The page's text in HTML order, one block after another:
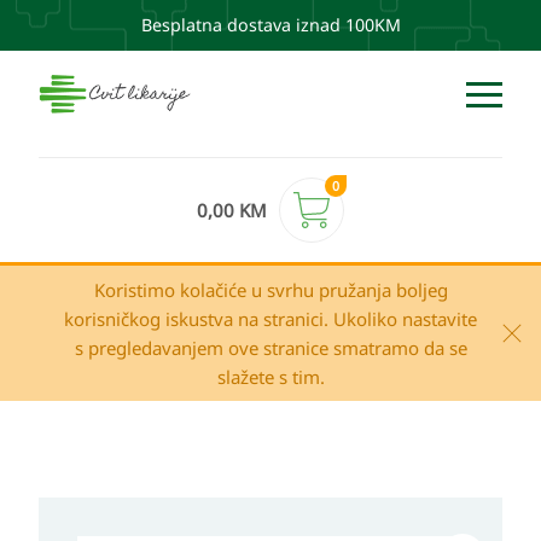
Besplatna dostava iznad 100KM
0,00 KM
0
Koristimo kolačiće u svrhu pružanja boljeg
korisničkog iskustva na stranici. Ukoliko nastavite
s pregledavanjem ove stranice smatramo da se
slažete s tim.